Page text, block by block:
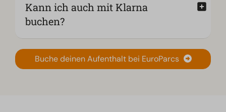
Kann ich auch mit Klarna
buchen?
Buche deinen Aufenthalt bei EuroParcs